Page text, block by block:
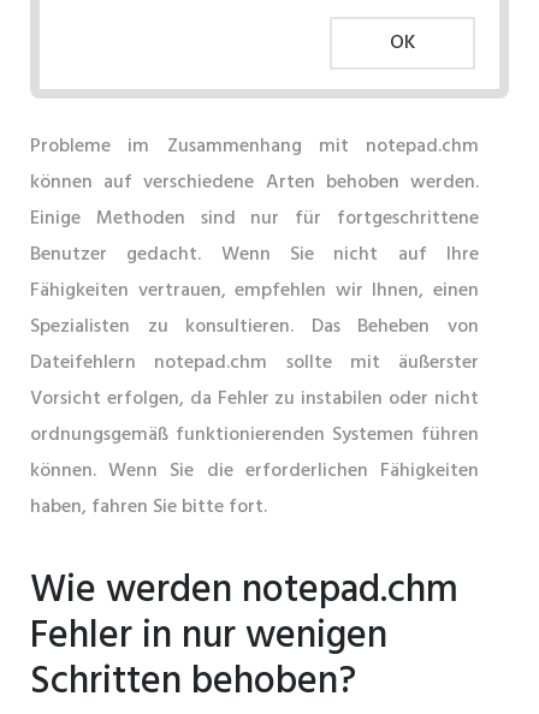
OK
Probleme im Zusammenhang mit notepad.chm
können auf verschiedene Arten behoben werden.
Einige Methoden sind nur für fortgeschrittene
Benutzer gedacht. Wenn Sie nicht auf Ihre
Fähigkeiten vertrauen, empfehlen wir Ihnen, einen
Spezialisten zu konsultieren. Das Beheben von
Dateifehlern notepad.chm sollte mit äußerster
Vorsicht erfolgen, da Fehler zu instabilen oder nicht
ordnungsgemäß funktionierenden Systemen führen
können. Wenn Sie die erforderlichen Fähigkeiten
haben, fahren Sie bitte fort.
Wie werden notepad.chm
Fehler in nur wenigen
Schritten behoben?